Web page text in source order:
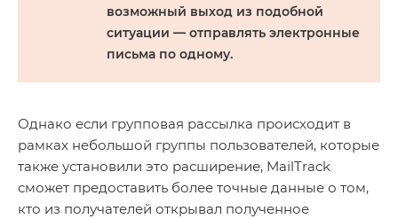
возможный выход из подобной
ситуации — отправлять электронные
письма по одному.
Однако если групповая рассылка происходит в
рамках небольшой группы пользователей, которые
также установили это расширение, MailTrack
сможет предоставить более точные данные о том,
кто из получателей открывал полученное